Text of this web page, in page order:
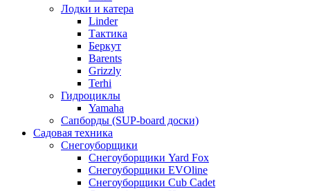
Лодки и катера
Linder
Тактика
Беркут
Barents
Grizzly
Terhi
Гидроциклы
Yamaha
Сапборды (SUP-board доски)
Садовая техника
Снегоуборщики
Снегоуборщики Yard Fox
Снегоуборщики EVOline
Снегоуборщики Cub Cadet